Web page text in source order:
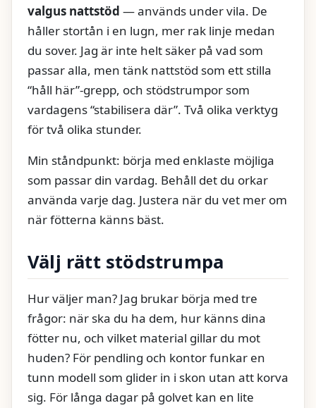
valgus nattstöd — används under vila. De
håller stortån i en lugn, mer rak linje medan
du sover. Jag är inte helt säker på vad som
passar alla, men tänk nattstöd som ett stilla
“håll här”-grepp, och stödstrumpor som
vardagens “stabilisera där”. Två olika verktyg
för två olika stunder.
Min ståndpunkt: börja med enklaste möjliga
som passar din vardag. Behåll det du orkar
använda varje dag. Justera när du vet mer om
när fötterna känns bäst.
Välj rätt stödstrumpa
Hur väljer man? Jag brukar börja med tre
frågor: när ska du ha dem, hur känns dina
fötter nu, och vilket material gillar du mot
huden? För pendling och kontor funkar en
tunn modell som glider in i skon utan att korva
sig. För långa dagar på golvet kan en lite